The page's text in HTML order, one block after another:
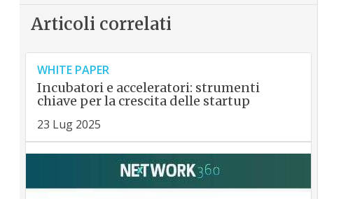
Articoli correlati
WHITE PAPER
Incubatori e acceleratori: strumenti
chiave per la crescita delle startup
23 Lug 2025